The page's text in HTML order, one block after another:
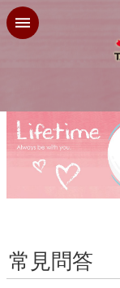
跳到主要內容區塊
常見問答